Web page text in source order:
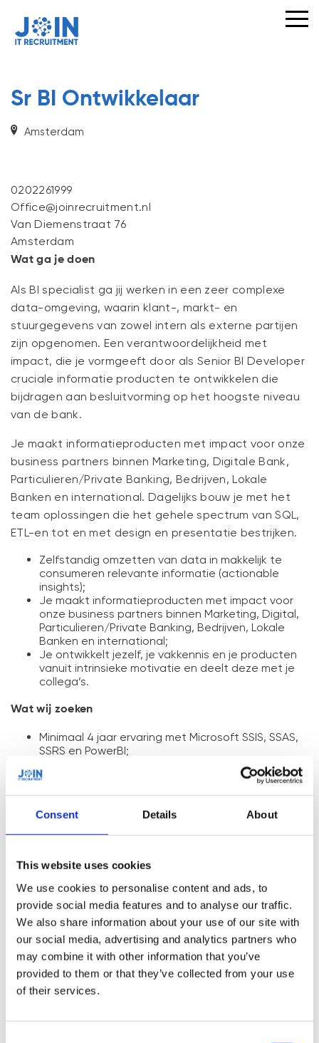
Consent Details About
This website uses cookies
We use cookies to personalise content and ads, to
provide social media features and to analyse our traffic.
We also share information about your use of our site with
our social media, advertising and analytics partners who
may combine it with other information that you’ve
provided to them or that they’ve collected from your use
of their services.
VOOR
OPDRACHTGEVERS
KANDIDATEN
IT
JOIN
ONS
TEAM
OVER
NIEUWS
CONTACT
Sr BI Ontwikkelaar
Amsterdam
0202261999
Office@joinrecruitment.nl
Van Diemenstraat 76
Amsterdam
Wat ga je doen
Als BI specialist ga jij werken in een zeer complexe
data-omgeving, waarin klant-, markt- en
stuurgegevens van zowel intern als externe partijen
zijn opgenomen. Een verantwoordelijkheid met
impact, die je vormgeeft door als Senior BI Developer
cruciale informatie producten te ontwikkelen die
bijdragen aan besluitvorming op het hoogste niveau
van de bank.
Je maakt informatieproducten met impact voor onze
business partners binnen Marketing, Digitale Bank,
Particulieren/Private Banking, Bedrijven, Lokale
Banken en international. Dagelijks bouw je met het
team oplossingen die het gehele spectrum van SQL,
ETL-en tot en met design en presentatie bestrijken.
Zelfstandig omzetten van data in makkelijk te
consumeren relevante informatie (actionable
insights);
Je maakt informatieproducten met impact voor
onze business partners binnen Marketing, Digital,
Particulieren/Private Banking, Bedrijven, Lokale
Banken en international;
Je ontwikkelt jezelf, je vakkennis en je producten
vanuit intrinsieke motivatie en deelt deze met je
collega’s.
Wat wij zoeken
Minimaal 4 jaar ervaring met Microsoft SSIS, SSAS,
SSRS en PowerBI;
Ervaring met inrichten van en werken in het Azure
BI platform;
Kennis van datawarehouses, relationele
databases;
betrekking tot datavisualisatie en UX;
Ervaring met het werken in grotere teams in een
agile setting is een pré.
Wat wij bieden
Tijdelijk project voor 6-24 maanden;
Fulltime 36 uur;
Werken met de nieuwste technologieën;
Thuiswerken.
Geïnteresseerd? Neem